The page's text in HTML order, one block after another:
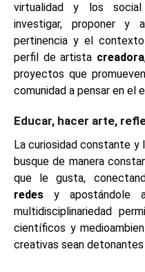
virtualidad y los
investigar, proponer y
pertinencia y el
perfil de artista creadora
proyectos que
comunidad a pensar en el
Educar, hacer arte,
La curiosidad constante y
busque de manera
que le gusta,
redes y apostándole
multidisciplinariedad
científicos y
creativas sean